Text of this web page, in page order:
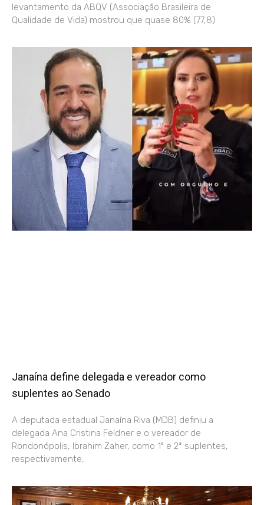
levantamento da ABQV (Associação Brasileira de
Qualidade de Vida) mostrou que quase 80% (77,8)
Janaína define delegada e vereador como
suplentes ao Senado
A deputada estadual Janaína Riva (MDB) definiu a
delegada Ana Cristina Feldner e o vereador de
Rondonópolis, Ibrahim Zaher, como 1º e 2ª suplentes,
respectivamente,